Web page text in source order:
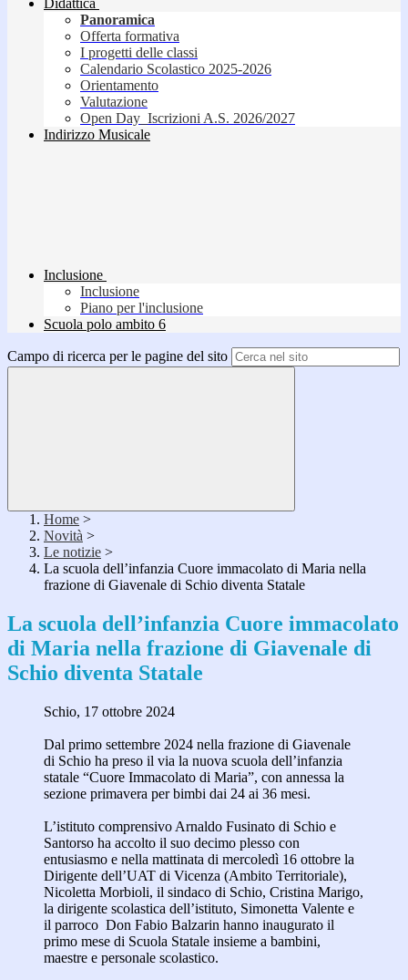
Didattica
Panoramica
Offerta formativa
I progetti delle classi
Calendario Scolastico 2025-2026
Orientamento
Valutazione
Open Day_Iscrizioni A.S. 2026/2027
Indirizzo Musicale
Inclusione
Inclusione
Piano per l'inclusione
Scuola polo ambito 6
Campo di ricerca per le pagine del sito
Home >
Novità >
Le notizie >
La scuola dell’infanzia Cuore immacolato di Maria nella
frazione di Giavenale di Schio diventa Statale
La scuola dell’infanzia Cuore immacolato
di Maria nella frazione di Giavenale di
Schio diventa Statale
Schio, 17 ottobre 2024
Dal primo settembre 2024 nella frazione di Giavenale
di Schio ha preso il via la nuova scuola dell’infanzia
statale “Cuore Immacolato di Maria”, con annessa la
sezione primavera per bimbi dai 24 ai 36 mesi.
L’istituto comprensivo Arnaldo Fusinato di Schio e
Santorso ha accolto il suo decimo plesso con
entusiasmo e nella mattinata di mercoledì 16 ottobre la
Dirigente dell’UAT di Vicenza (Ambito Territoriale),
Nicoletta Morbioli, il sindaco di Schio, Cristina Marigo,
la dirigente scolastica dell’istituto, Simonetta Valente e
il parroco Don Fabio Balzarin hanno inaugurato il
primo mese di Scuola Statale insieme a bambini,
maestre e personale scolastico.